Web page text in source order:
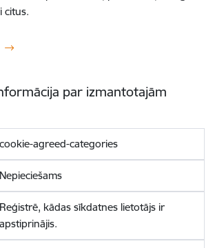
citus.
par izmantotajām
cookie-agreed-categories
Nepieciešams
Reģistrē, kādas sīkdatnes lietotājs ir
apstiprinājis.